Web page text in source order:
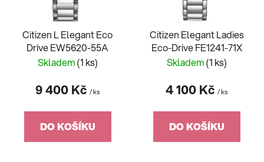
Citizen L Elegant Eco
Drive EW5620-55A
Skladem(1 ks)
9 400 Kč / ks
DO KOŠÍKU
Citizen Elegant Ladies
Eco-Drive FE1241-71X
Skladem(1 ks)
4 100 Kč / ks
DO KOŠÍKU